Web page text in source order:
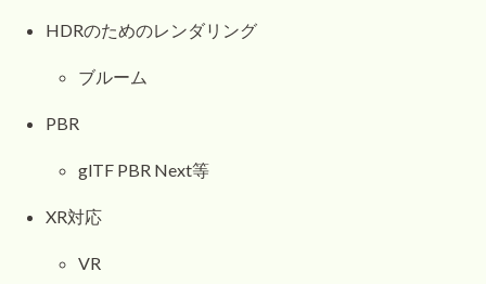
HDRのためのレンダリング
ブルーム
PBR
glTF PBR Next等
XR対応
VR